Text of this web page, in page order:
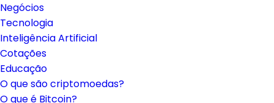
Negócios
Tecnologia
Inteligência Artificial
Cotações
Educação
O que são criptomoedas?
O que é Bitcoin?